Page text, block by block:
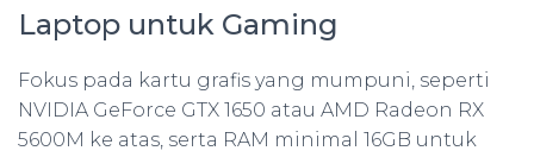
Laptop untuk Gaming
Fokus pada kartu grafis yang mumpuni, seperti
NVIDIA GeForce GTX 1650 atau AMD Radeon RX
5600M ke atas, serta RAM minimal 16GB untuk